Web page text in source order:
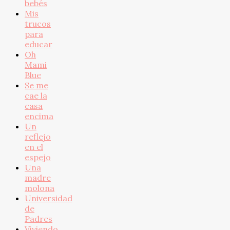
bebés
Mis
trucos
para
educar
Oh
Mami
Blue
Se me
cae la
casa
encima
Un
reflejo
en el
espejo
Una
madre
molona
Universidad
de
Padres